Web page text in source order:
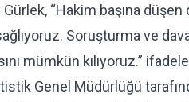
Gürlek, “Hakim başına
Soruşturma ve
mümkün kılıyoruz.”
Genel Müdürlüğü